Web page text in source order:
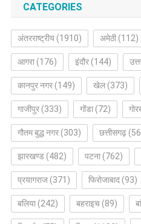
CATEGORIES
अंतरराष्ट्रीय(1910) अमेठी(112)
आगरा(176) इंदौर(144)
कानपुर नगर(149) खेल(373)
गाजीपुर(333) गोंडा(72)
गौतम बुद्ध नगर(303) छत्तीसगढ़
झारखण्ड(482) पटना(762)
प्रयागराज(371) फिरोजाबाद(93)
बलिया(242) बहराइच(89)